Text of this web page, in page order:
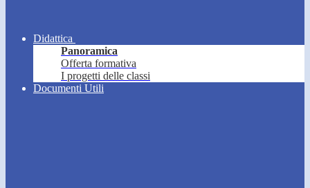
Didattica
Panoramica
Offerta formativa
I progetti delle classi
Documenti Utili